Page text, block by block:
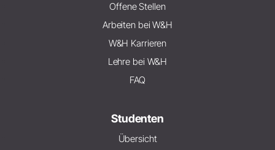
Offene Stellen
Arbeiten bei W&H
W&H Karrieren
Lehre bei W&H
FAQ
Studenten
Übersicht